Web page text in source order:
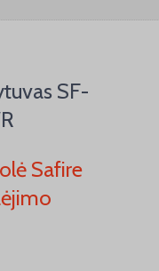
SF-
Safire